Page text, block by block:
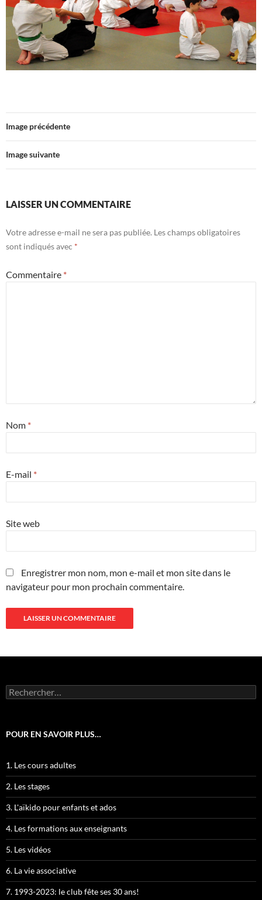
Image précédente
Image suivante
LAISSER UN COMMENTAIRE
Votre adresse e-mail ne sera pas publiée. Les champs obligatoires
sont indiqués avec *
Commentaire *
Nom *
E-mail *
Site web
Enregistrer mon nom, mon e-mail et mon site dans le
navigateur pour mon prochain commentaire.
Rechercher :
POUR EN SAVOIR PLUS…
1. Les cours adultes
2. Les stages
3. L'aïkido pour enfants et ados
4. Les formations aux enseignants
5. Les vidéos
6. La vie associative
7. 1993-2023: le club fête ses 30 ans!